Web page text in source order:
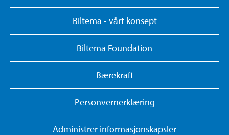
Biltema - vårt konsept
Biltema Foundation
Bærekraft
Personvernerklæring
Administrer informasjonskapsler